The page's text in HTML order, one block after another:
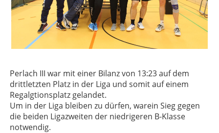
Perlach III war mit einer Bilanz von 13:23 auf dem
drittletzten Platz in der Liga und somit auf einem
Regalgtionsplatz gelandet.
Um in der Liga bleiben zu dürfen, warein Sieg gegen
die beiden Ligazweiten der niedrigeren B-Klasse
notwendig.